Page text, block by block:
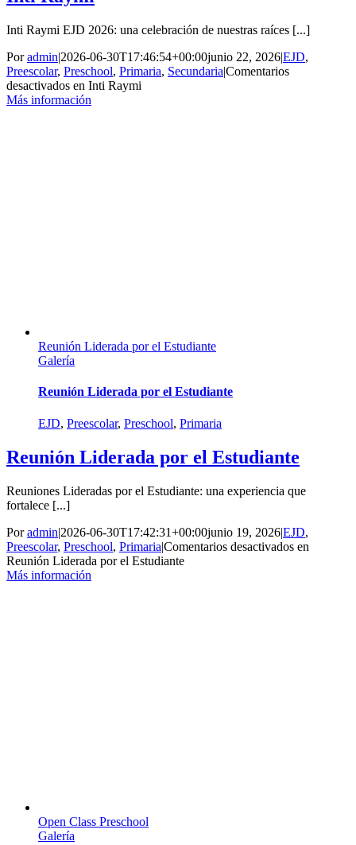
Inti Raymi EJD 2026: una celebración de nuestras raíces [...]
Poradmin|2026-06-30T17:46:54+00:00junio 22, 2026|EJD,
Preescolar, Preschool, Primaria, Secundaria|Comentarios
desactivados en Inti Raymi
Más información
Reunión Liderada por el Estudiante
Galería
Reunión Liderada por el Estudiante
EJD, Preescolar, Preschool, Primaria
Reunión Liderada por el Estudiante
Reuniones Lideradas por el Estudiante: una experiencia que
fortalece [...]
Poradmin|2026-06-30T17:42:31+00:00junio 19, 2026|EJD,
Preescolar, Preschool, Primaria|Comentarios desactivados en
Reunión Liderada por el Estudiante
Más información
Open Class Preschool
Galería